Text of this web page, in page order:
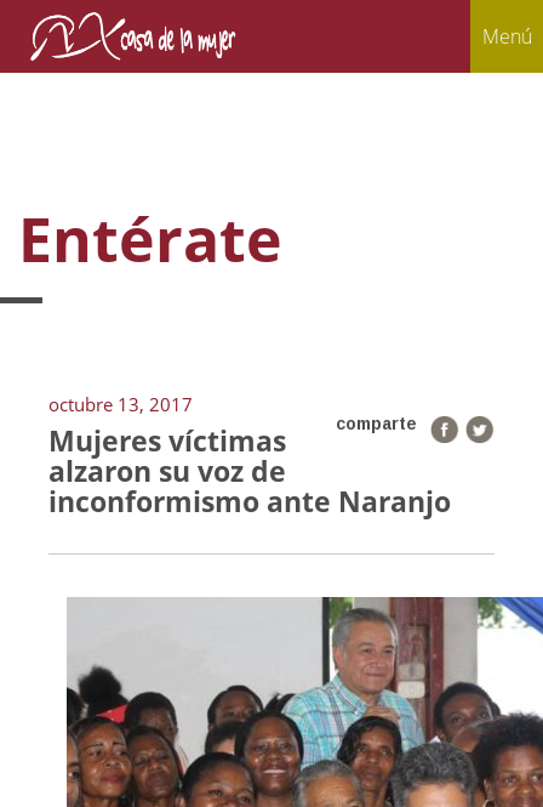
Menú
Entérate
octubre 13, 2017
comparte
Mujeres víctimas
alzaron su voz de
inconformismo ante Naranjo